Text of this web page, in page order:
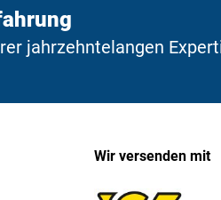
jahrzehntelangen
Wir versenden mit